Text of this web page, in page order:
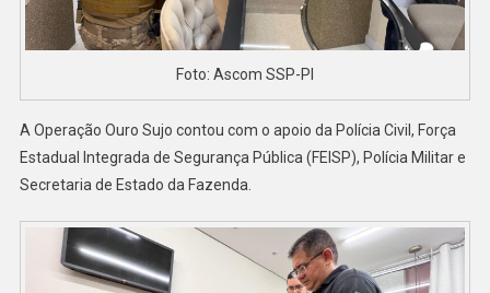
Foto: Ascom SSP-PI
A Operação Ouro Sujo contou com o apoio da Polícia Civil, Força
Estadual Integrada de Segurança Pública (FEISP), Polícia Militar e
Secretaria de Estado da Fazenda.